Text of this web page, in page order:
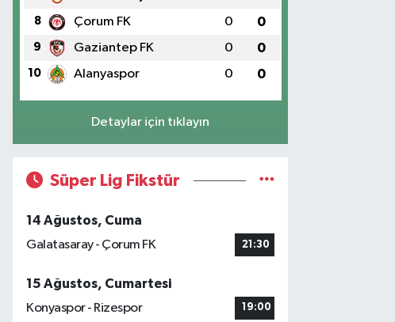
8 Çorum FK 0 0
9 Gaziantep FK 0 0
10 Alanyaspor 0 0
Detaylar için tıklayın
Süper Lig Fikstür
14 Ağustos, Cuma
Galatasaray - Çorum FK
21:30
15 Ağustos, Cumartesi
Konyaspor - Rizespor
19:00